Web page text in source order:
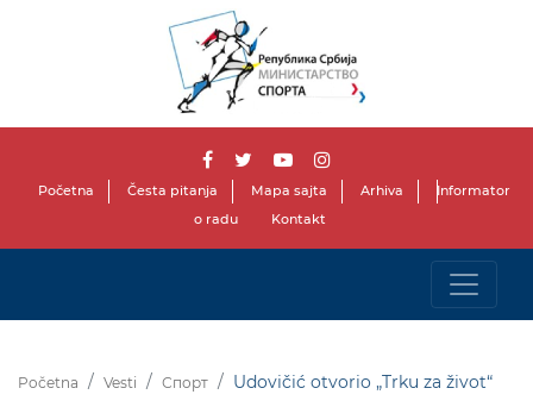
Početna Česta pitanja Mapa sajta Arhiva
Informator
o radu
Kontakt
Početna Vesti Спорт Udovičić otvorio „Trku za život“